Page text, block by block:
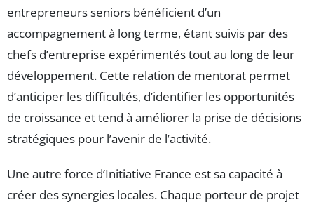
entrepreneurs seniors bénéficient d’un
accompagnement à long terme, étant suivis par des
chefs d’entreprise expérimentés tout au long de leur
développement. Cette relation de mentorat permet
d’anticiper les difficultés, d’identifier les opportunités
de croissance et tend à améliorer la prise de décisions
stratégiques pour l’avenir de l’activité.
Une autre force d’Initiative France est sa capacité à
créer des synergies locales. Chaque porteur de projet